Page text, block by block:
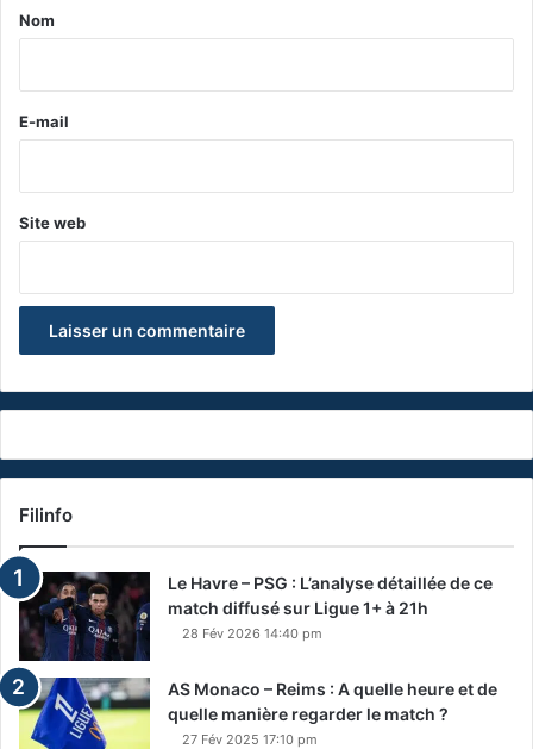
a
e
Nom
E-mail
Site web
Filinfo
Le Havre – PSG : L’analyse détaillée de ce
match diffusé sur Ligue 1+ à 21h
28 Fév 2026 14:40 pm
AS Monaco – Reims : A quelle heure et de
quelle manière regarder le match ?
27 Fév 2025 17:10 pm